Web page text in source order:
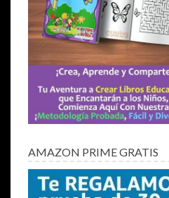
AMAZON PRIME GRATIS